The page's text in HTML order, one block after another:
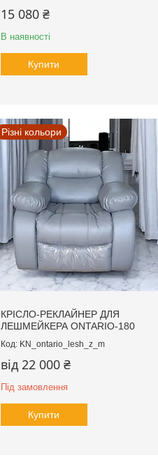
15 080 ₴
В наявності
Купити
Різні кольори
КРІСЛО-РЕКЛАЙНЕР ДЛЯ
ЛЕШМЕЙКЕРА ONTARIO-180
KN_ontario_lesh_z_m
від 22 000 ₴
Під замовлення
Купити